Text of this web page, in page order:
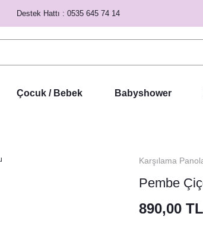
Destek Hattı : 0535 645 74 14
Çocuk / Bebek Babyshower
Karşılama
Pembe
890,00 TL